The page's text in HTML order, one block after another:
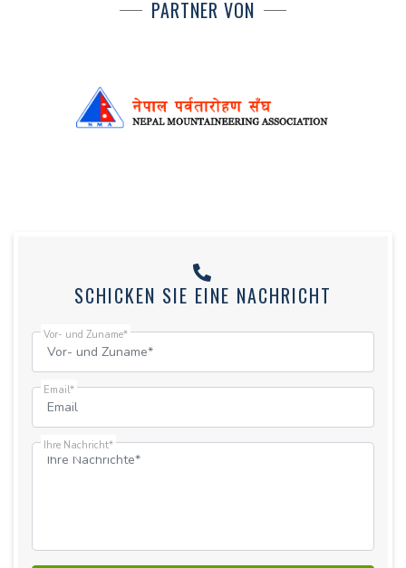
PARTNER VON
SCHICKEN SIE EINE NACHRICHT
Vor- und Zuname*
Email*
Ihre Nachricht*